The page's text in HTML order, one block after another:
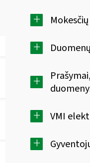
+
+
+
+ VMI
+